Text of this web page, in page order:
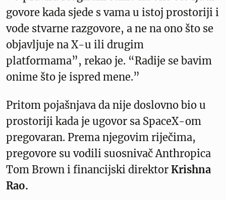
govore kada sjede s vama u istoj prostoriji i
vode stvarne razgovore, a ne na ono što se
objavljuje na X-u ili drugim
platformama”, rekao je. “Radije se bavim
onime što je ispred mene.”
Pritom pojašnjava da nije doslovno bio u
prostoriji kada je ugovor sa SpaceX-om
pregovaran. Prema njegovim riječima,
pregovore su vodili suosnivač Anthropica
Tom Brown i financijski direktor Krishna
Rao.